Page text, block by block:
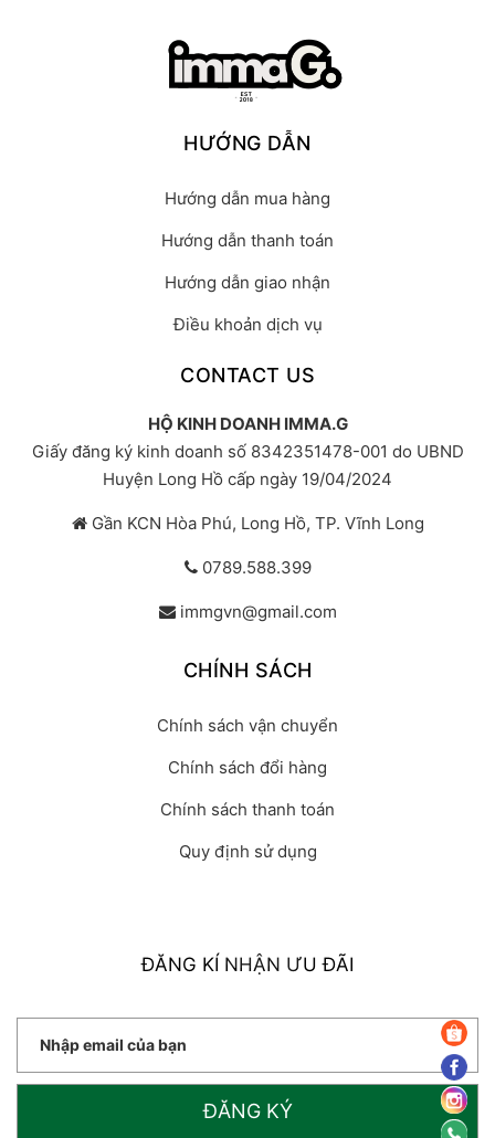
HƯỚNG DẪN
Hướng dẫn mua hàng
Hướng dẫn thanh toán
Hướng dẫn giao nhận
Điều khoản dịch vụ
CONTACT US
HỘ KINH DOANH IMMA.G
Giấy đăng ký kinh doanh số 8342351478-001 do UBND
Huyện Long Hồ cấp ngày 19/04/2024
Gần KCN Hòa Phú, Long Hồ, TP. Vĩnh Long
0789.588.399
immgvn@gmail.com
CHÍNH SÁCH
Chính sách vận chuyển
Chính sách đổi hàng
Chính sách thanh toán
Quy định sử dụng
ĐĂNG KÍ NHẬN ƯU ĐÃI
ĐĂNG KÝ